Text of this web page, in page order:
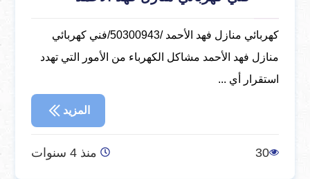
كهربائي منازل فهد الأحمد /50300943/فني كهربائي
منازل فهد الأحمد مشاكل الكهرباء من الأمور التي تهدد
استقرار أي ...
المزيد
30 منذ 4 سنوات